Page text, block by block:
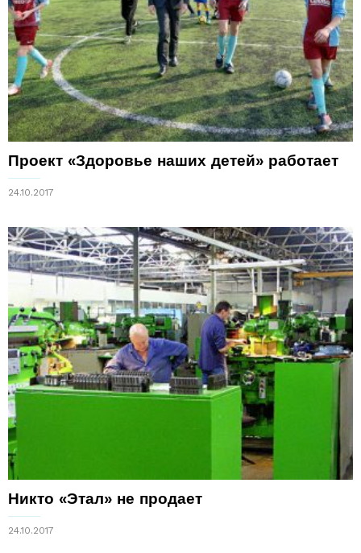
Проект «Здоровье наших детей» работает
24.10.2017
Никто «Этал» не продает
24.10.2017